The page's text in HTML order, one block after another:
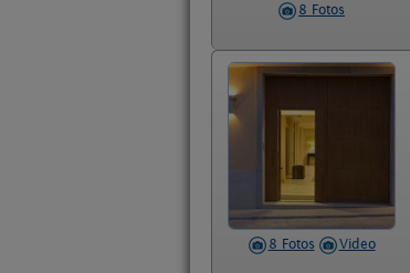
8 Fotos
8 Fotos Video